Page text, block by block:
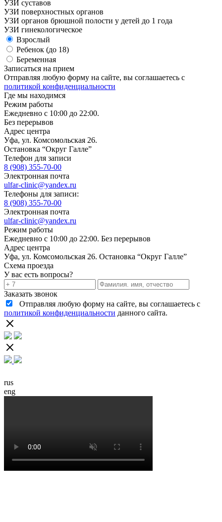
УЗИ суставов
УЗИ поверхностных органов
УЗИ органов брюшной полости у детей до 1 года
УЗИ гинекологическое
Взрослый
Ребенок (до 18)
Беременная
Записаться на прием
Отправляя любую форму на сайте, вы соглашаетесь с
политикой конфиденциальности
Где мы находимся
Режим работы
Ежедневно с 10:00 до 22:00.
Без перерывов
Адрес центра
Уфа, ул. Комсомольская 26.
Остановка “Округ Галле”
Телефон для записи
8 (908) 355-70-00
Электронная почта
ulfar-clinic@yandex.ru
Телефоны для записи:
8 (908) 355-70-00
Электронная почта
ulfar-clinic@yandex.ru
Режим работы
Ежедневно с 10:00 до 22:00. Без перерывов
Адрес центра
Уфа, ул. Комсомольская 26. Остановка “Округ Галле”
Схема проезда
У вас есть вопросы?
Заказать звонок
Отправляя любую форму на сайте, вы соглашаетесь с
политикой конфиденциальности данного сайта.
rus
eng